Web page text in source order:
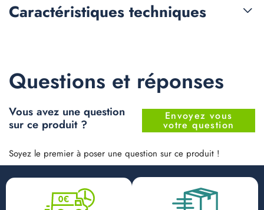
Caractéristiques techniques
Questions et réponses
Vous avez une question
sur ce produit ?
Envoyez vous
votre question
Soyez le premier à poser une question sur ce produit !